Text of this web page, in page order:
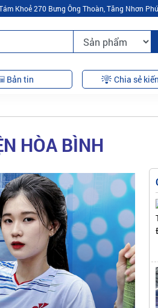
Khoẻ 270 Bưng Ông Thoàn, Tăng Nhơn
Bản tin Chia sẻ
HÒA BÌNH